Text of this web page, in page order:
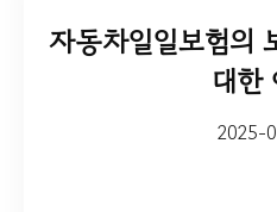
자동차일일보험의
대한
2025-